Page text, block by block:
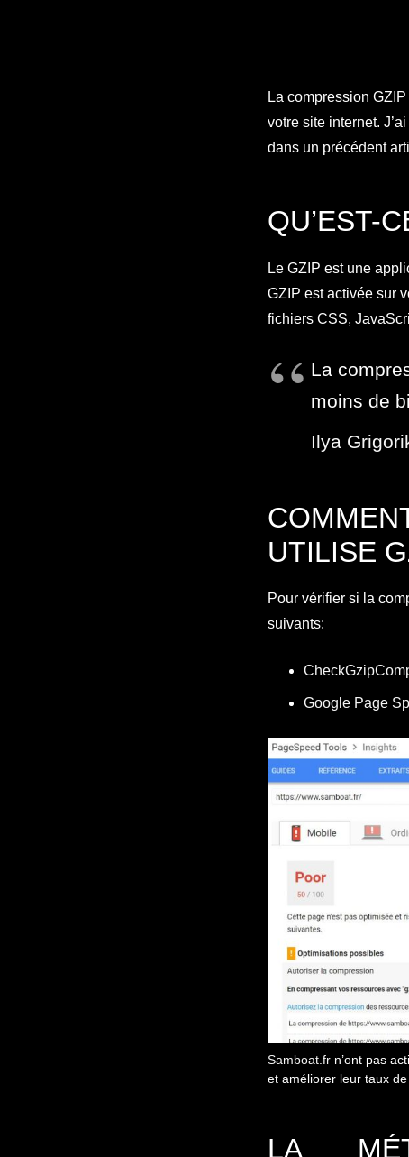
La compression
votre site internet.
dans un précédent
QU’EST-
Le GZIP est une
GZIP est activée sur
fichiers CSS,
La
moins de
Ilya
UTILISE
Pour vérifier si la
suivants:
Google Page
Samboat.fr n’ont pas
et améliorer leur taux
LA